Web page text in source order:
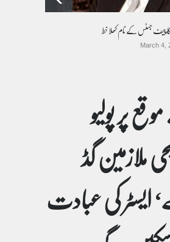
کا چیف جسٹس کے نام کھلا خط
March 4,
پر پولیو
ملازمین گڈ
ایسٹر کی عبادت